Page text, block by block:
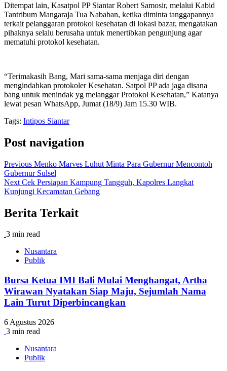
Ditempat lain, Kasatpol PP Siantar Robert Samosir, melalui Kabid
Tantribum Mangaraja Tua Nababan, ketika diminta tanggapannya
terkait pelanggaran protokol kesehatan di lokasi bazar, mengatakan
pihaknya selalu berusaha untuk menertibkan pengunjung agar
mematuhi protokol kesehatan.
“Terimakasih Bang, Mari sama-sama menjaga diri dengan
mengindahkan protokoler Kesehatan. Satpol PP ada jaga disana
bang untuk menindak yg melanggar Protokol Kesehatan,” Katanya
lewat pesan WhatsApp, Jumat (18/9) Jam 15.30 WIB.
Tags: Intipos Siantar
Post navigation
Previous Menko Marves Luhut Minta Para Gubernur Mencontoh
Gubernur Sulsel
Next Cek Persiapan Kampung Tangguh, Kapolres Langkat
Kunjungi Kecamatan Gebang
Berita Terkait
3 min read
Nusantara
Publik
Bursa Ketua IMI Bali Mulai Menghangat, Artha
Wirawan Nyatakan Siap Maju, Sejumlah Nama
Lain Turut Diperbincangkan
6 Agustus 2026
3 min read
Nusantara
Publik